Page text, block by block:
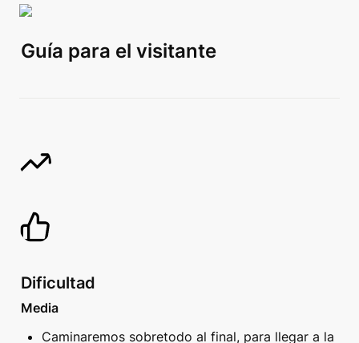
Guía para el visitante
Dificultad
Media
Caminaremos sobretodo al final, para llegar a la